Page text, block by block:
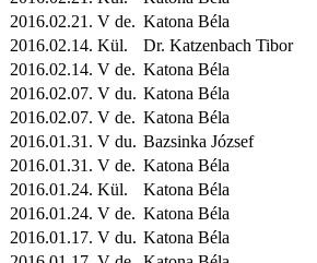
2016.02.21. V de. Katona Béla
2016.02.14. Kül. Dr. Katzenbach Tibor
2016.02.14. V de. Katona Béla
2016.02.07. V du. Katona Béla
2016.02.07. V de. Katona Béla
2016.01.31. V du. Bazsinka József
2016.01.31. V de. Katona Béla
2016.01.24. Kül. Katona Béla
2016.01.24. V de. Katona Béla
2016.01.17. V du. Katona Béla